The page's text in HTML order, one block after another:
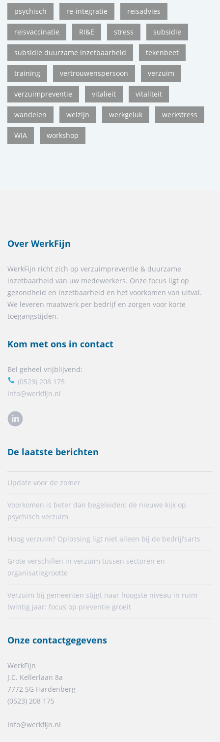
psychisch re-integratie reisadvies
reisvaccinatie RI&E stress subsidie
subsidie duurzame inzetbaarheid tekenbeet
training vertrouwenspersoon verzuim
verzuimpreventie vitalieit vitaliteit
wandelen welzijn werkgeluk werkstress
WIA workshop
Over WerkFijn
WerkFijn richt zich op verzuimpreventie & duurzame
inzetbaarheid van uw medewerkers. Onze focus ligt op
gezondheid en inzetbaarheid en het voorkomen van uitval.
We leveren maatwerk per bedrijf en zorgen voor korte
toegangstijden.
Kom met ons in contact
Bel geheel vrijblijvend:
(0523) 208 175
Info@werkfijn.nl
De laatste berichten
Update voor de zomer
Voorkomen is beter dan begeleiden: de nieuwe kijk op
psychisch verzuim
Hoog verzuim? Oplossing ligt niet alleen bij de bedrijfsarts
Grote verschillen in verzuim tussen sectoren en
organisatiegrootte
Verzuim bij gemeenten stijgt naar hoogste niveau in ruim
twintig jaar: focus op preventie groeit
Onze contactgegevens
WerkFijn
J.C. Kellerlaan 8a
7772 SG Hardenberg
(0523) 208 175
Info@werkfijn.nl